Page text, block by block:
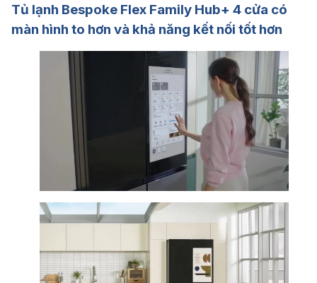
Tủ lạnh Bespoke Flex Family Hub+ 4 cửa có
màn hình to hơn và khả năng kết nối tốt hơn